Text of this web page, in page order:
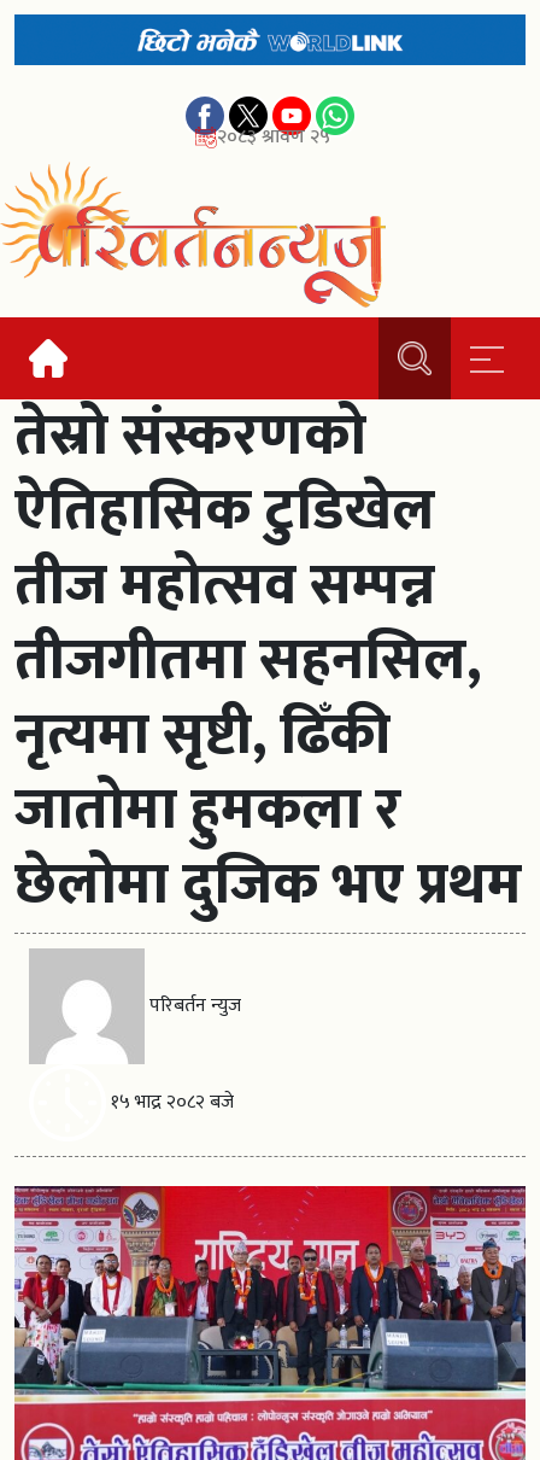
२०८३ श्रावण २५
तेस्रो संस्करणको
ऐतिहासिक टुडिखेल
तीज महोत्सव सम्पन्न
तीजगीतमा सहनसिल,
नृत्यमा सृष्टी, ढिँकी
जातोमा हुमकला र
छेलोमा दुजिक भए प्रथम
परिबर्तन न्युज
१५ भाद्र २०८२ बजे